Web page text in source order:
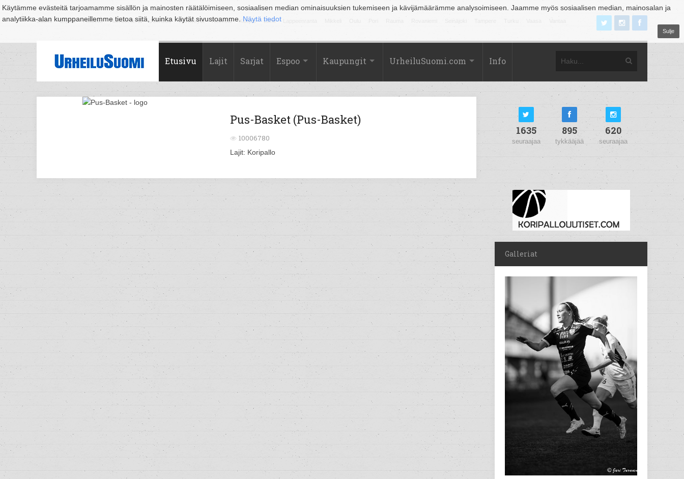
Käytämme evästeitä tarjoamamme sisällön ja mainosten räätälöimiseen, sosiaalisen median ominaisuuksien tukemiseen ja kävijämäärämme analysoimiseen. Jaamme myös sosiaalisen median, mainosalan ja
analytiikka-alan kumppaneillemme tietoa siitä, kuinka käytät sivustoamme. Näytä tiedot
Sulje
Suomi Espoo Helsinki Hämeenlinna Joensuu Jyväskylä Kouvola Kuopio Lahti
Etusivu Lajit Sarjat Espoo Kaupungit UrheiluSuomi.com Info
Pus-Basket (Pus-Basket)
10006780
Lajit: Koripallo
1635
seuraajaa
895
tykkääjää
620
seuraajaa
Galleriat